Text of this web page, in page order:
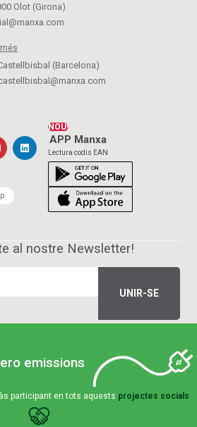
Olot (Girona)
(Barcelona)
NOU!
APP Manxa
Lectura codis EAN
al nostre Newsletter!
emissions
participant en tots aquests projectes socials